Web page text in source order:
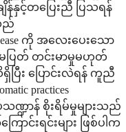
နှင့်တပြေးညီ ပြသရန်
ည်
release ကို အလေးပေးသော
က်မပြတ် တင်းမာမှုမဟုတ်
ြီး ပြောင်းလဲရန် ကူညီ
practices
ဍာန် စိုးရိမ်မှုများသည်
းရင်းများ ဖြစ်ပါက